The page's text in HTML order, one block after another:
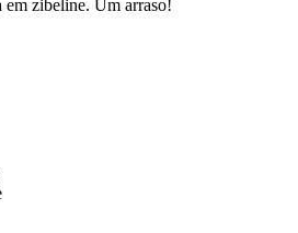
zibeline. Um arraso!